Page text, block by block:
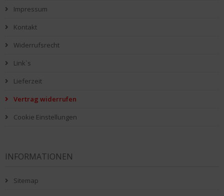
Impressum
Kontakt
Widerrufsrecht
Link`s
Lieferzeit
Vertrag widerrufen
Cookie Einstellungen
INFORMATIONEN
Sitemap